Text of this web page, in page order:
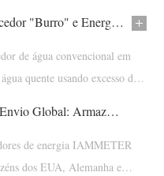
O Problema: Um Aquecedor "Burro" e Energia Solar Não Utilizada
de água convencional em
quente usando excesso de
IAMMETER Atualiza Envio Global: Armazéns Locais Agora Disponíveis nos EUA, Alemanha e Austrália
de energia IAMMETER
dos EUA, Alemanha e